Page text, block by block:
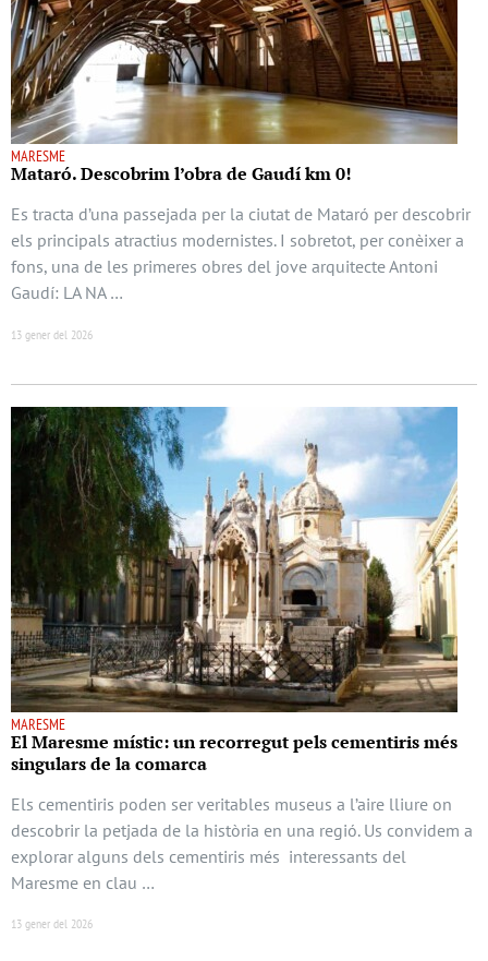
MARESME
Mataró. Descobrim l’obra de Gaudí km 0!
Es tracta d’una passejada per la ciutat de Mataró per descobrir
els principals atractius modernistes. I sobretot, per conèixer a
fons, una de les primeres obres del jove arquitecte Antoni
Gaudí: LA NA …
13 gener del 2026
MARESME
El Maresme místic: un recorregut pels cementiris més
singulars de la comarca
Els cementiris poden ser veritables museus a l’aire lliure on
descobrir la petjada de la història en una regió. Us convidem a
explorar alguns dels cementiris més interessants del
Maresme en clau …
13 gener del 2026